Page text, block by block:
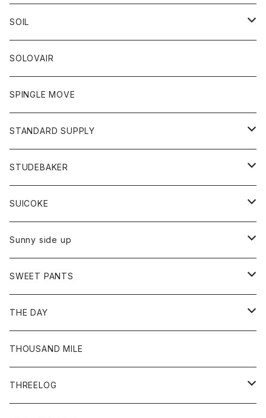
ボトム
ワンピース
トップス
Tシャツ
トレーナー
ボトム
ショートパンツ
スカート
レディース
スカート
Tシャツ
アクセサリー
バック
カーディガン
コート
グッズ
ネクタイ
グローブ
アクセサリー
トップス
カットソー
カーディガン
ボトム
ショートパンツ
パンツ
レディース
カットソー
カーディガン
ワンピース
ボトム
ジーンズ
チノパン
トップス
ポロシャツ
ベスト
靴
SOIL
靴
ワンピース
トップス
カットソー
ボトム
パンツ
オーバーオール
SOLOVAIR
SPINGLE MOVE
STANDARD SUPPLY
財布
バッグ
STUDEBAKER
アクセサリー
ブレスレット
リング
SUICOKE
ブーツ
サンダル
Sunny side up
アウター
Ｇジャン
ボトム
ジーンズ
SWEET PANTS
ボトム
ショートパンツ
THE DAY
トップス
Tシャツ
THOUSAND MILE
THREELOG